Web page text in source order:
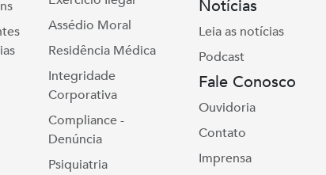
Assédio Moral
Residência Médica
Integridade
Corporativa
Compliance -
Denúncia
Psiquiatria
Notícias
Leia as notícias
Podcast
Fale Conosco
Ouvidoria
Contato
Imprensa